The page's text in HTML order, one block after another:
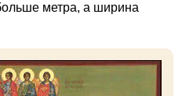
метра, а ширина